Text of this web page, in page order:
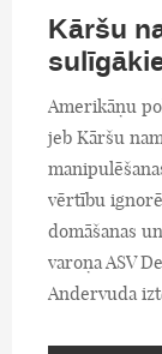
Kāršu
Amerikāņu
jeb Kāršu
vērtību
domāšanas
varoņa ASV
Andervuda